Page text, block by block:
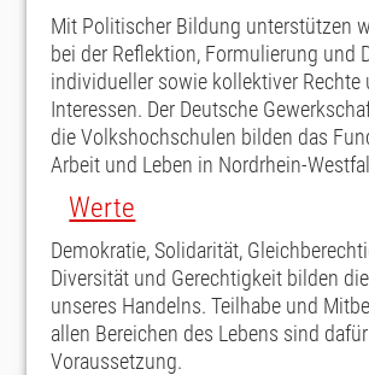
Mit Politischer Bildung unterstützen
bei der Reflektion, Formulierung und
individueller sowie kollektiver Rechte
Interessen. Der Deutsche
die Volkshochschulen bilden das
Arbeit und Leben in Nordrhein-
Werte
Demokratie, Solidarität,
Diversität und Gerechtigkeit bilden
unseres Handelns. Teilhabe und
allen Bereichen des Lebens sind
Voraussetzung.